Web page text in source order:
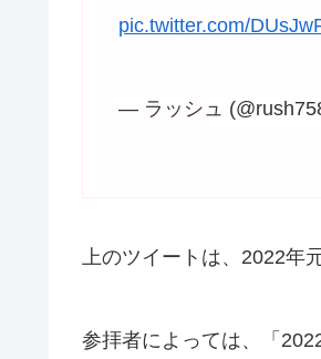
pic.twitter.com/
— ラッシュ
上のツイートは、2022年
参拝者によっては、「